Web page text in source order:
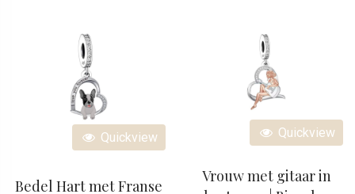
Quickview
Bedel Hart met Franse
Quickview
Vrouw met gitaar in